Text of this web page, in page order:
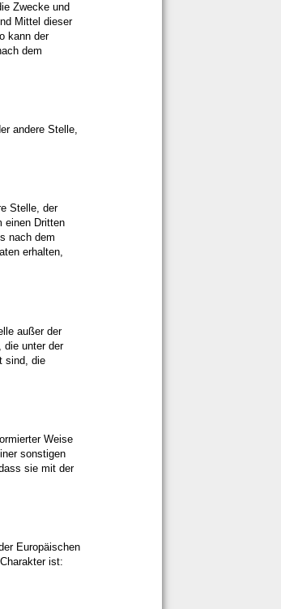
Zwecke und
Mittel dieser
kann der
dem
andere Stelle,
Stelle, der
einen Dritten
nach dem
erhalten,
außer der
die unter der
sind, die
Weise
sonstigen
sie mit der
Europäischen
ist: